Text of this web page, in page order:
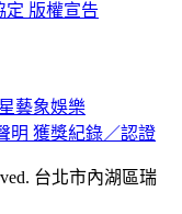
定 版權宣告
星藝象娛樂
明 獲獎紀錄／認證
台北市內湖區瑞